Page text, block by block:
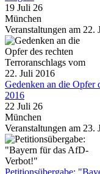
19 Juli 26
München
Veranstaltungen am
Gedenken an die Opfer
2016
22 Juli 26
München
Veranstaltungen am